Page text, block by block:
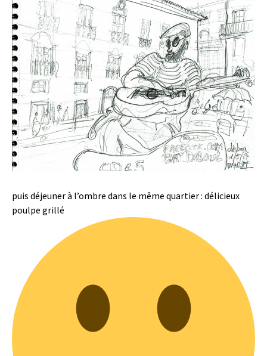
puis déjeuner à l’ombre dans le même quartier : délicieux
poulpe grillé